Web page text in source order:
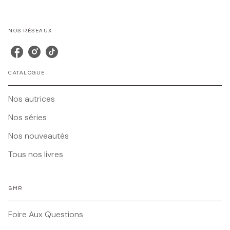
NOS RÉSEAUX
CATALOGUE
Nos autrices
Nos séries
Nos nouveautés
Tous nos livres
BMR
Foire Aux Questions